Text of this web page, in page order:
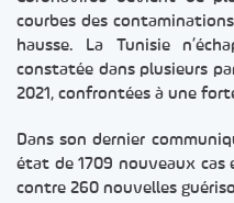
courbes des
hausse. La Tunisie
constatée dans plusieurs
2021, confrontées à une
Dans son dernier
état de 1709 nouveaux cas
contre 260 nouvelles